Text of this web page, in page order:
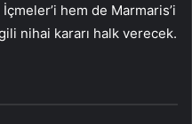
hem de Marmaris’i
nihai kararı halk verecek.